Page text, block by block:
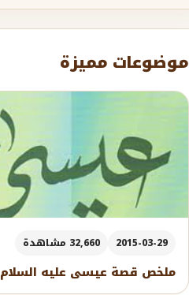
موضوعات مميزة
2015-03-29 32,660 مشاهدة
ملخص قصة عيسى عليه السلام